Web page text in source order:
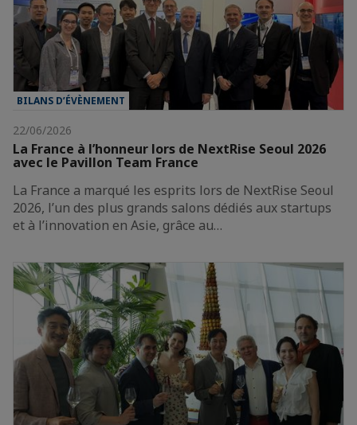
BILANS D’ÉVÈNEMENT
22/06/2026
La France à l’honneur lors de NextRise Seoul 2026
avec le Pavillon Team France
La France a marqué les esprits lors de NextRise Seoul
2026, l’un des plus grands salons dédiés aux startups
et à l’innovation en Asie, grâce au…